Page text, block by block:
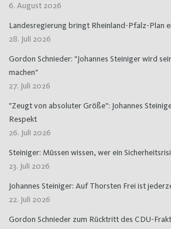
6. August 2026
Landesregierung bringt Rheinland-Pfalz-Plan
28. Juli 2026
Gordon Schnieder: "Johannes Steiniger wird
machen"
27. Juli 2026
"Zeugt von absoluter Größe": Johannes
Respekt
26. Juli 2026
Steiniger: Müssen wissen, wer ein
23. Juli 2026
Johannes Steiniger: Auf Thorsten Frei ist
22. Juli 2026
Gordon Schnieder zum Rücktritt des CDU-